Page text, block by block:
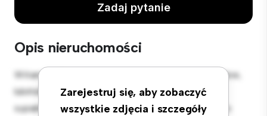
Zadaj pytanie
Opis nieruchomości
Zarejestruj się, aby zobaczyć
wszystkie zdjęcia i szczegóły
Witamy w Twojej nowej miejskiej oazie w dolnośląskie,
lubiński, Lubin! Ten nowoczesny apartament z 2
sypialniami oferuje stylową i przytulną przestrzeń do